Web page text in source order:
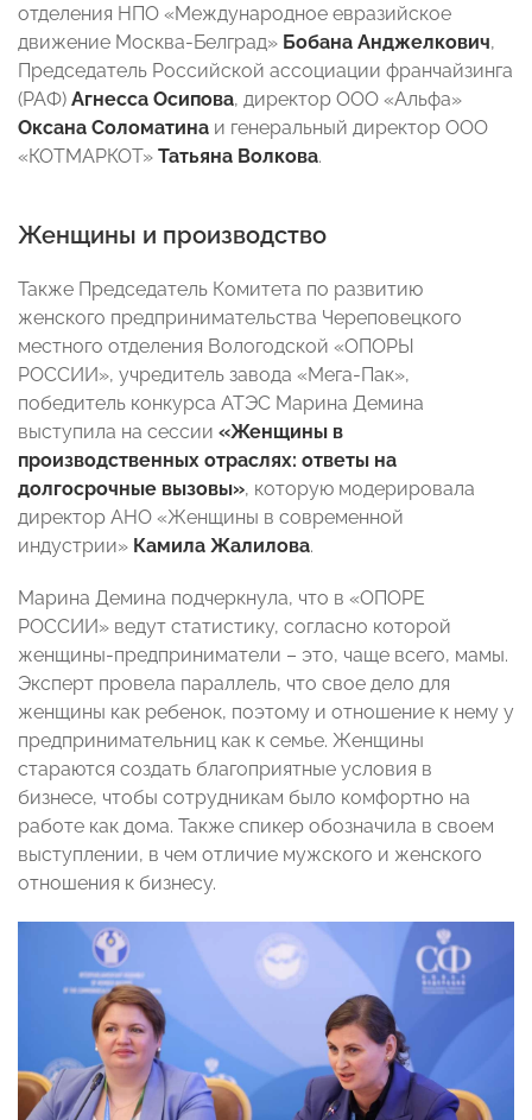
отделения НПО «Международное евразийское
движение Москва-Белград» Бобана Анджелкович,
Председатель Российской ассоциации франчайзинга
(РАФ) Агнесса Осипова, директор ООО «Альфа»
Оксана Соломатина и генеральный директор ООО
«КОТМАРКОТ» Татьяна Волкова.
Женщины и производство
Также Председатель Комитета по развитию
женского предпринимательства Череповецкого
местного отделения Вологодской «ОПОРЫ
РОССИИ», учредитель завода «Мега-Пак»,
победитель конкурса АТЭС Марина Демина
выступила на сессии «Женщины в
производственных отраслях: ответы на
долгосрочные вызовы», которую модерировала
директор АНО «Женщины в современной
индустрии» Камила Жалилова.
Марина Демина подчеркнула, что в «ОПОРЕ
РОССИИ» ведут статистику, согласно которой
женщины-предприниматели – это, чаще всего, мамы.
Эксперт провела параллель, что свое дело для
женщины как ребенок, поэтому и отношение к нему у
предпринимательниц как к семье. Женщины
стараются создать благоприятные условия в
бизнесе, чтобы сотрудникам было комфортно на
работе как дома. Также спикер обозначила в своем
выступлении, в чем отличие мужского и женского
отношения к бизнесу.